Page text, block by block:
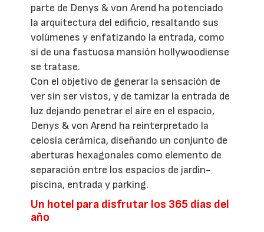
parte de Denys & von Arend ha potenciado
la arquitectura del edificio, resaltando sus
volúmenes y enfatizando la entrada, como
si de una fastuosa mansión hollywoodiense
se tratase.
Con el objetivo de generar la sensación de
ver sin ser vistos, y de tamizar la entrada de
luz dejando penetrar el aire en el espacio,
Denys & von Arend ha reinterpretado la
celosía cerámica, diseñando un conjunto de
aberturas hexagonales como elemento de
separación entre los espacios de jardín-
piscina, entrada y parking.
Un hotel para disfrutar los 365 días del
año